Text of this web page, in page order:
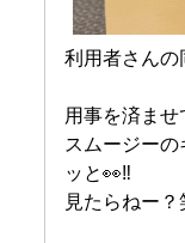
利用者さんの
用事を済ませ
スムージー
ッと👀‼︎
見たらねー？